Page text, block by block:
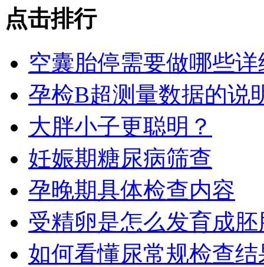
点击排行
空囊胎停需要做哪些
孕检B超测量数据的说
大胖小子更聪明？
妊娠期糖尿病筛查
孕晚期具体检查内容
受精卵是怎么发育成胚
如何看懂尿常规检查结